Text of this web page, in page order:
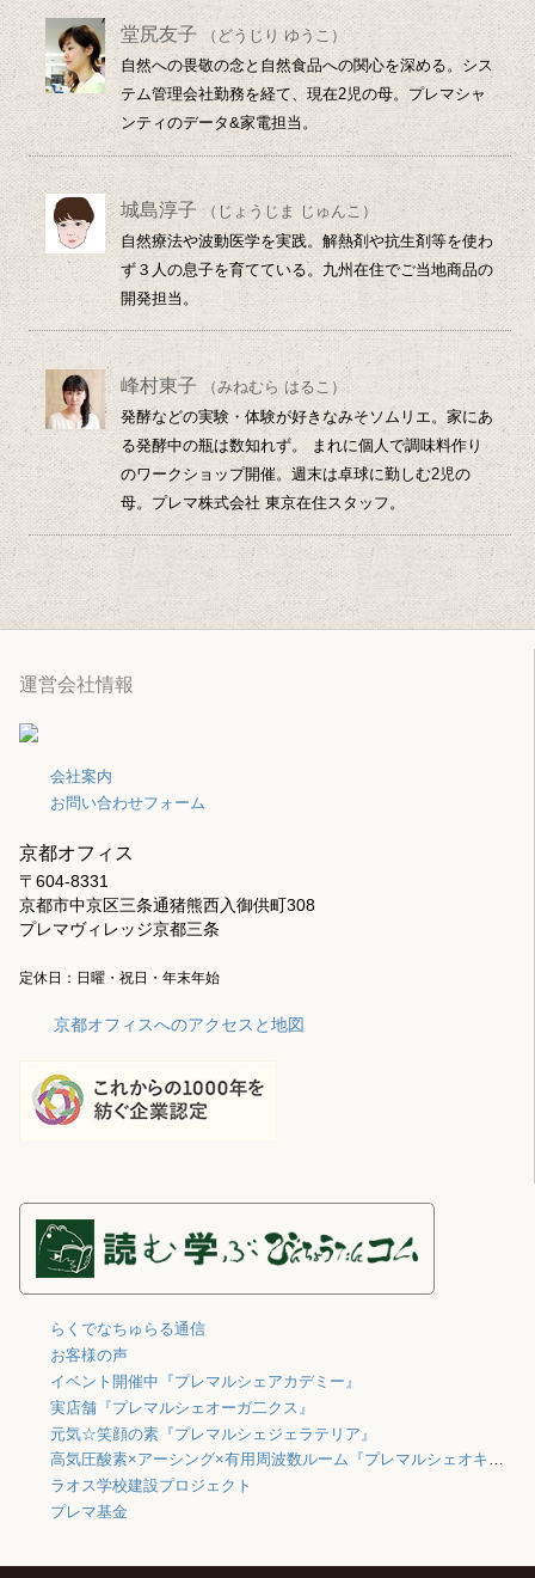
堂尻友子
（どうじり ゆうこ）
自然への畏敬の念と自然食品への関心を深める。シス
テム管理会社勤務を経て、現在2児の母。プレマシャ
ンティのデータ&家電担当。
城島淳子 （じょうじま じゅんこ）
自然療法や波動医学を実践。解熱剤や抗生剤等を使わ
ず３人の息子を育てている。九州在住でご当地商品の
開発担当。
峰村東子
（みねむら はるこ）
発酵などの実験・体験が好きなみそソムリエ。家にあ
る発酵中の瓶は数知れず。 まれに個人で調味料作り
のワークショップ開催。週末は卓球に勤しむ2児の
母。プレマ株式会社 東京在住スタッフ。
運営会社情報
会社案内
お問い合わせフォーム
京都オフィス
〒604-8331
京都市中京区三条通猪熊西入御供町308
プレマヴィレッジ京都三条
定休日：日曜・祝日・年末年始
京都オフィスへのアクセスと地図
らくでなちゅらる通信
お客様の声
イベント開催中『プレマルシェアカデミー』
実店舗『プレマルシェオーガ二クス』
元気☆笑顔の素『プレマルシェジェラテリア』
高気圧酸素×アーシング×有用周波数ルーム『プレマルシェオキシジェン』
ラオス学校建設プロジェクト
プレマ基金